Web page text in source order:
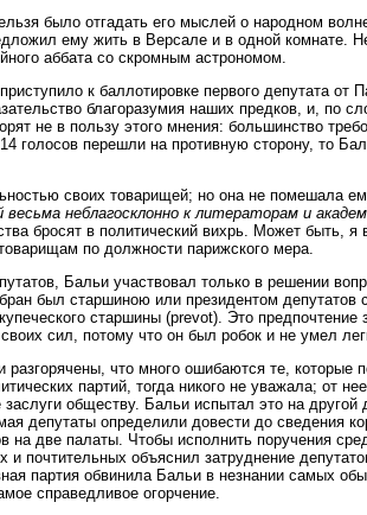
было отгадать его мыслей о народном
ему жить в Версале и в одной комнате.
аббата со скромным астрономом.
к баллотировке первого депутата
благоразумия наших предков, и, по
не в пользу этого мнения: большинство
голосов перешли на противную сторону, то
своих товарищей; но она не помешала
неблагосклонно к литераторам и
бросят в политический вихрь. Может быть, я
по должности парижского мера.
Бальи участвовал только в решении
был старшиною или президентом депутатов
старшины (prevot). Это предпочтение
сил, потому что он был робок и не умел
разгорячены, что много ошибаются те, которые
партий, тогда никого не уважала; от
заслуги обществу. Бальи испытал это на другой
депутаты определили довести до сведения
на две палаты. Чтобы исполнить поручения
и почтительных объяснил затруднение
партия обвинила Бальи в незнании самых
справедливое огорчение.